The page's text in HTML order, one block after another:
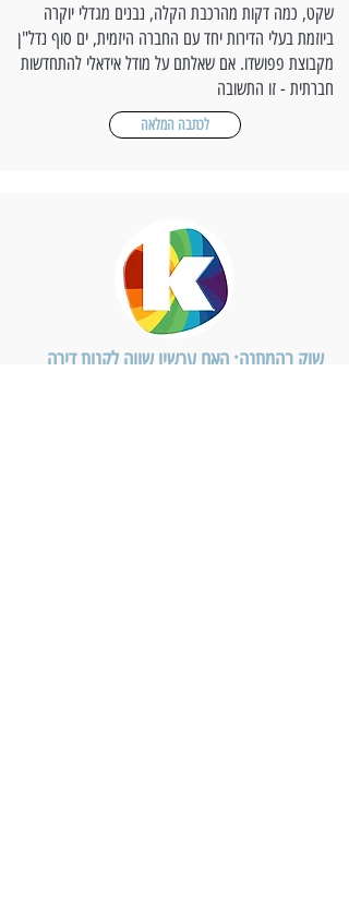
שקט, כמה דקות מהרכבת הקלה, נבנים מגדלי יוקרה
ביוזמת בעלי הדירות יחד עם החברה היזמית, ים סוף נדל"ן
מקבוצת פפושדו. אם שאלתם על מודל אידאלי להתחדשות
חברתית - זו התשובה
לכתבה המלאה
שוק בהמתנה: האם עכשיו שווה לקנות דירה